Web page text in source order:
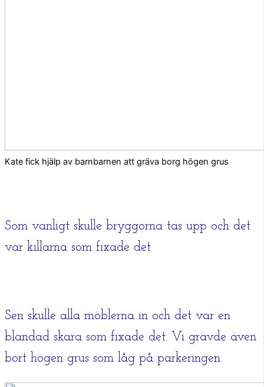
Kate fick hjälp av barnbarnen att gräva borg högen grus
Som vanligt skulle bryggorna tas upp och det
var killarna som fixade det
Sen skulle alla möblerna in och det var en
blandad skara som fixade det. Vi grävde även
bort högen grus som låg på parkeringen.